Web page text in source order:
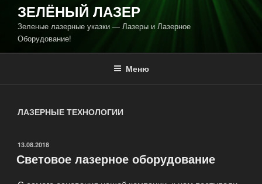
ЗЕЛЁНЫЙ ЛАЗЕР
Зеленые лазерные указки — Лазеры и Лазерное
Оборудование!
Меню
ЛАЗЕРНЫЕ ТЕХНОЛОГИИ
ОПУБЛИКОВАНО
13.08.2018
Световое лазерное оборудование